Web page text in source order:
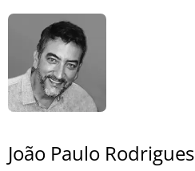
João Paulo Rodrigues